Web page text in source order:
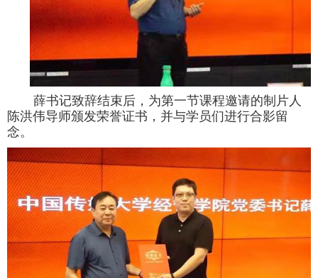
薛书记致辞结束后，为第一节课程邀请的制片人
陈洪伟导师颁发荣誉证书，并与学员们进行合影留
念。